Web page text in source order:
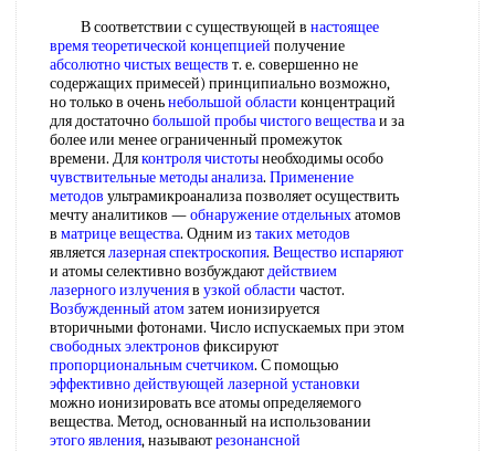
В соответствии с существующей в настоящее
времятеоретической концепцией получение
абсолютно чистых веществ т. е. совершенно не
содержащих примесей) принципиально возможно,
но только в оченьнебольшой области концентраций
для достаточнобольшой пробычистого веществаи за
более или менее ограниченный промежуток
времени. Дляконтроля чистотынеобходимы особо
чувствительные методы анализа. Применение
методов ультрамикроанализа позволяет осуществить
мечту аналитиков —обнаружение отдельныхатомов
в матрице вещества. Одним из таких методов
являетсялазерная спектроскопия. Вещество испаряют
и атомы селективно возбуждаютдействием
лазерного излученияв узкой области частот.
Возбужденный атомзатем ионизируется
вторичными фотонами. Число испускаемых при этом
свободных электронов фиксируют
пропорциональным счетчиком. С помощью
эффективно действующей лазерной установки
можно ионизировать все атомы определяемого
вещества. Метод, основанный на использовании
этого явления, называютрезонансной